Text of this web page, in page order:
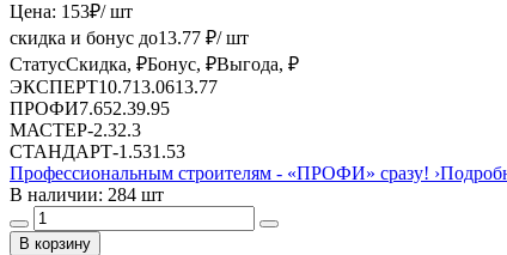
Цена: 153₽/ шт
скидка и бонус до13.77 ₽/ шт
СтатусСкидка, ₽Бонус, ₽Выгода, ₽
ЭКСПЕРТ10.713.0613.77
ПРОФИ7.652.39.95
МАСТЕР-2.32.3
СТАНДАРТ-1.531.53
Профессиональным строителям - «ПРОФИ» сразу! ›
В наличии: 284 шт
В корзину